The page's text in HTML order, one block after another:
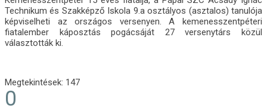
Technikum és Szakképző Iskola 9.a osztályos (asztalos) tanulója
képviselheti az országos versenyen. A kemenesszentpéteri
fiatalember káposztás pogácsáját 27 versenytárs közül
választották ki.
Megtekintések: 147
0